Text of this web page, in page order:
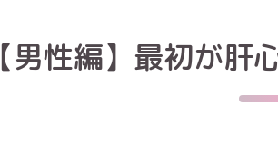
【男性編】最初が肝